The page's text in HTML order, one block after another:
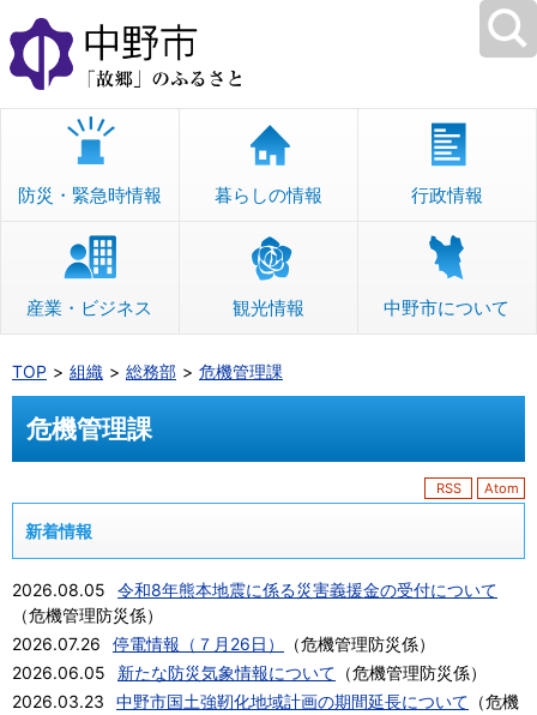
本
文
へ
移
防災・緊急時情報 暮らしの情報 行政情報
産業・ビジネス 観光情報 中野市について
TOP 組織 総務部 危機管理課
危機管理課
RSS Atom
新着情報
2026.08.05
令和8年熊本地震に係る災害義援金の受付について
（危機管理防災係）
2026.07.26
停電情報（７月26日） （危機管理防災係）
2026.06.05
新たな防災気象情報について （危機管理防災係）
2026.03.23
中野市国土強靭化地域計画の期間延長について （危機